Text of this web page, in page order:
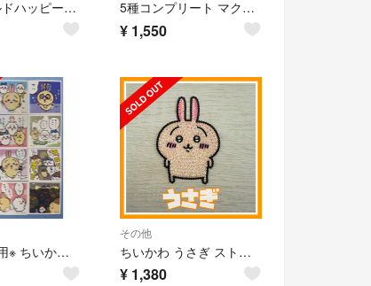
マクドナルドハッピーセット 5種コンプリート マクドナルド ハッピーセット ちいかわシール マック マクド
¥ 1,550
※みの様専用※ ちいかわシール 32枚 セット
その他
ちいかわ うさぎ ストーンデコ うちわデコ デコ素材 デコレーション
¥ 1,380